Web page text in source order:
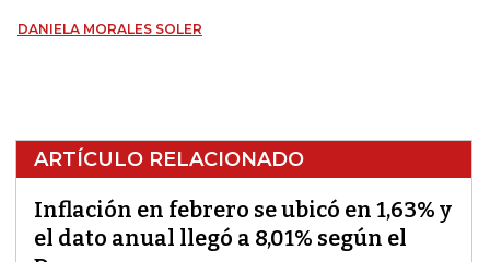
DANIELA MORALES SOLER
ARTÍCULO RELACIONADO
Inflación en febrero se ubicó en 1,63% y
el dato anual llegó a 8,01% según el